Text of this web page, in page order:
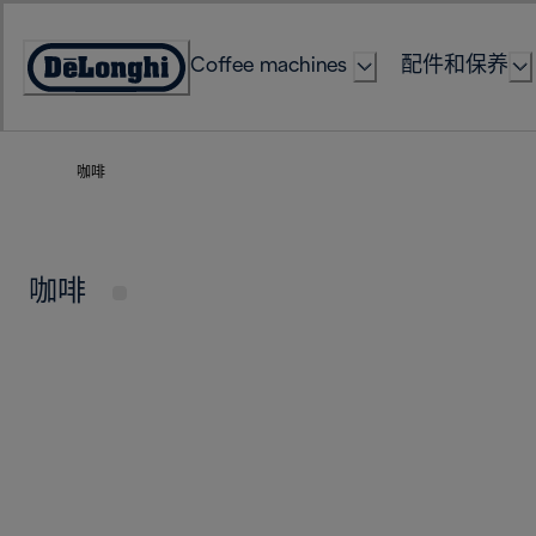
Content
Accessibility
Coffee machines 配件和保养
咖啡
咖啡